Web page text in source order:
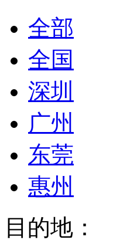
全部
全国
深圳
广州
东莞
惠州
目的地：